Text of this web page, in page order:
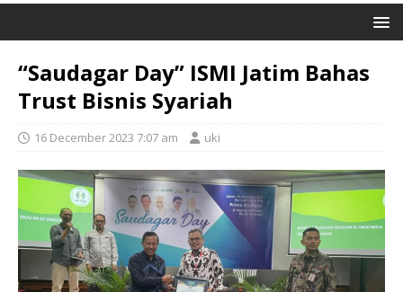
“Saudagar Day” ISMI Jatim Bahas
Trust Bisnis Syariah
16 December 2023 7:07 am uki